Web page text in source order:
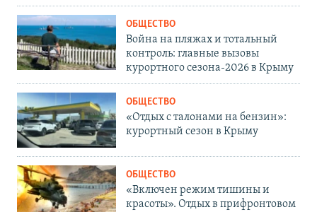
ОБЩЕСТВО
Война на пляжах и тотальный
контроль: главные вызовы
курортного сезона-2026 в Крыму
ОБЩЕСТВО
«Отдых с талонами на бензин»:
курортный сезон в Крыму
ОБЩЕСТВО
«Включен режим тишины и
красоты». Отдых в прифронтовом